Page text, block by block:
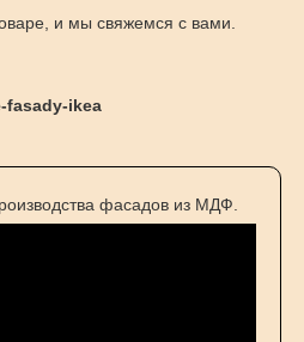
и мы свяжемся с вами.
fasady-ikea
фасадов из МДФ.